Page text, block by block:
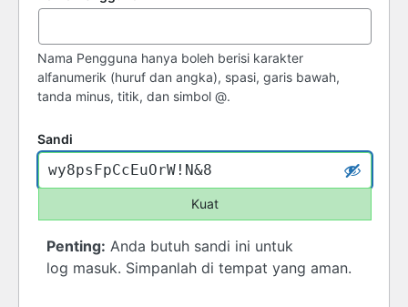
Nama Pengguna hanya boleh berisi karakter
alfanumerik (huruf dan angka), spasi, garis bawah,
tanda minus, titik, dan simbol @.
Sandi
Kuat
Penting: Anda butuh sandi ini untuk
log masuk. Simpanlah di tempat yang aman.